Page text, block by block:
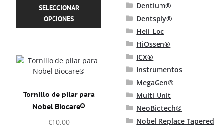
SELECCIONAR
OPCIONES
producto
tiene
múltiples
variantes.
opciones
pueden
Tornillo de pilar para
Nobel Biocare®
€10,00
Dentium®
Dentsply®
Heli-Loc
HiOssen®
ICX®
Instrumentos
MegaGen®
Multi-Unit
NeoBiotech®
Nobel Replace Tapered